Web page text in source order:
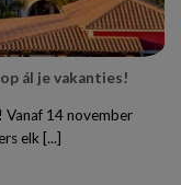
ál je vakanties!
Vanaf 14 november
elk [...]